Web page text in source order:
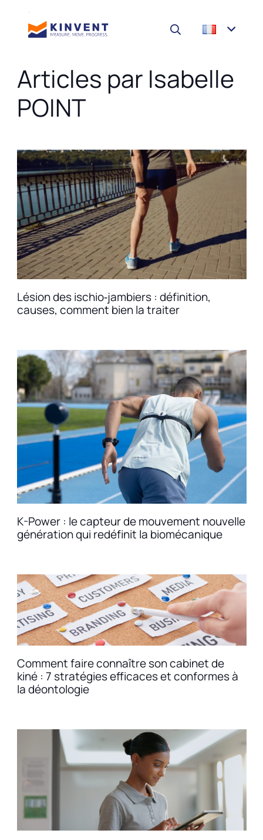
Articles par Isabelle
POINT
Lésion des ischio‑jambiers : définition,
causes, comment bien la traiter
K-Power : le capteur de mouvement nouvelle
génération qui redéfinit la biomécanique
Comment faire connaître son cabinet de
kiné : 7 stratégies efficaces et conformes à
la déontologie